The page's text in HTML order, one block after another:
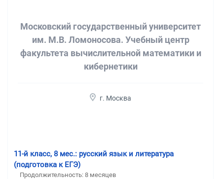
Московский государственный университет
им. М.В. Ломоносова. Учебный центр
факультета вычислительной математики и
кибернетики
г. Москва
11-й класс, 8 мес.: русский язык и литература
(подготовка к ЕГЭ)
Продолжительность: 8 месяцев